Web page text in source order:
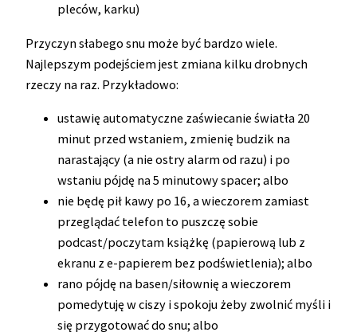
pleców, karku)
Przyczyn słabego snu może być bardzo wiele.
Najlepszym podejściem jest zmiana kilku drobnych
rzeczy na raz. Przykładowo:
ustawię automatyczne zaświecanie światła 20
minut przed wstaniem, zmienię budzik na
narastający (a nie ostry alarm od razu) i po
wstaniu pójdę na 5 minutowy spacer; albo
nie będę pił kawy po 16, a wieczorem zamiast
przeglądać telefon to puszczę sobie
podcast/poczytam książkę (papierową lub z
ekranu z e-papierem bez podświetlenia); albo
rano pójdę na basen/siłownię a wieczorem
pomedytuję w ciszy i spokoju żeby zwolnić myśli i
się przygotować do snu; albo